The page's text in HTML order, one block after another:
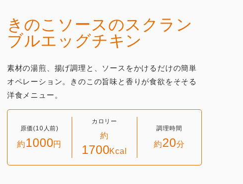
きのこソースのスクラン
ブルエッグチキン
素材の湯煎、揚げ調理と、ソースをかけるだけの簡単
オペレーション。きのこの旨味と香りが食欲をそそる
洋食メニュー。
原価(10人前)
約1000円
カロリー
約
1700Kcal
調理時間
約20分